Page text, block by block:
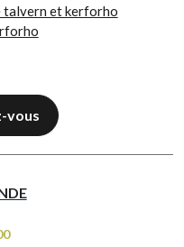
talvern et kerforho
vous